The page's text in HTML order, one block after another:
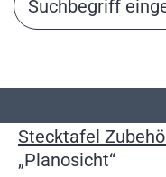
Stecktafel
„Planosicht“